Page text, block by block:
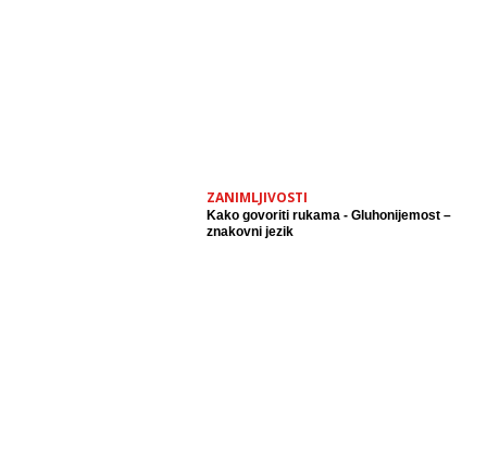
ZANIMLJIVOSTI
Kako govoriti rukama - Gluhonijemost –
znakovni jezik